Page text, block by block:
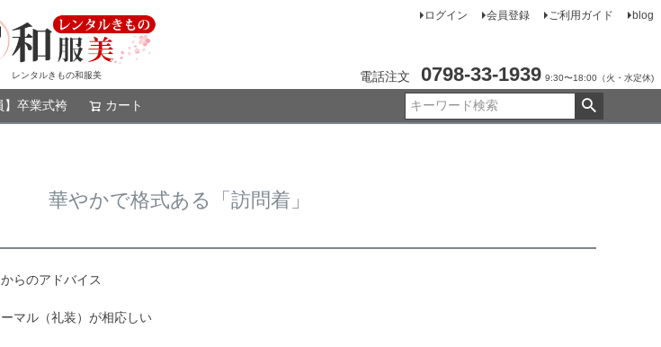
レンタルきもの和服美
ログイン 会員登録 ご利用ガイド blog
電話注文 0798-33-1939 9:30〜18:00（火・水定休)
】卒業式袴 カート
検索
華やかで格式ある「訪問着」
らのアドバイス
マル（礼装）が相応しい